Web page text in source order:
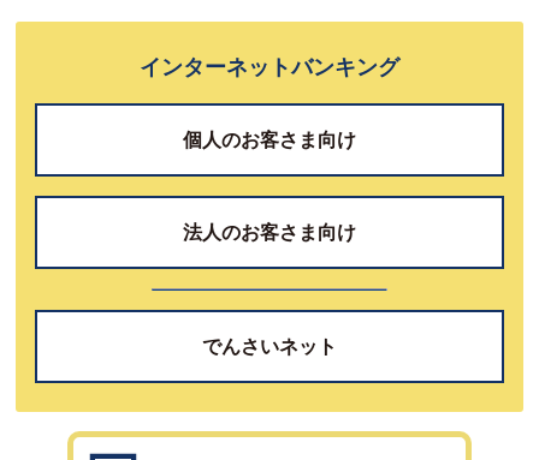
インターネットバンキング
個人のお客さま向け
法人のお客さま向け
でんさいネット